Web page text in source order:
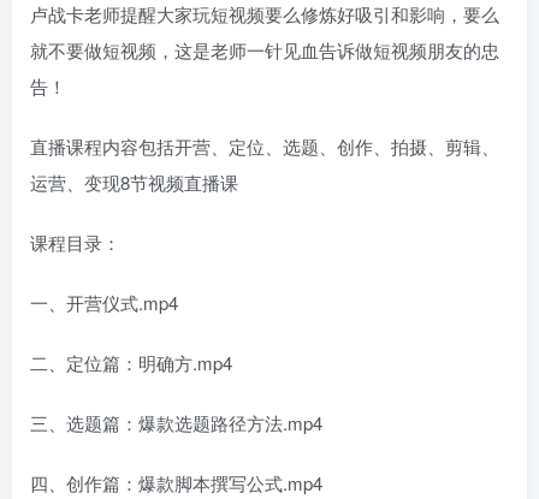
卢战卡老师提醒大家玩短视频要么修炼好吸引和影响，要么
就不要做短视频，这是老师一针见血告诉做短视频朋友的忠
告！
直播课程内容包括开营、定位、选题、创作、拍摄、剪辑、
运营、变现8节视频直播课
课程目录：
一、开营仪式.mp4
二、定位篇：明确方.mp4
三、选题篇：爆款选题路径方法.mp4
四、创作篇：爆款脚本撰写公式.mp4